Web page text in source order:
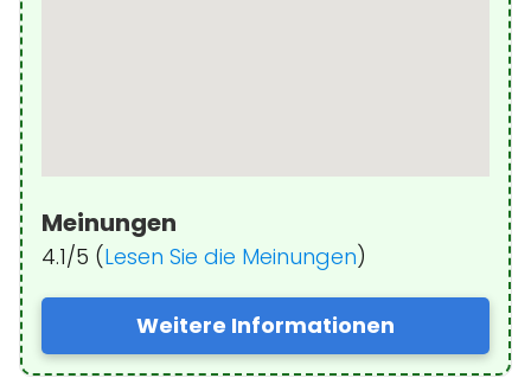
Meinungen
4.1/5 (Lesen Sie die Meinungen)
Weitere Informationen